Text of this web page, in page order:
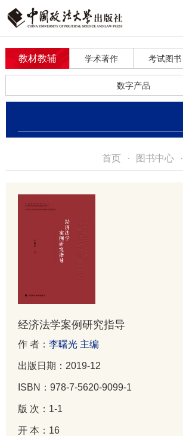
教材教辅 学术著作 考试图书
数字产品
首页 · 图书中心 ·
经济法学案例研究指导
作 者： 李曙光 主编
出版日期：2019-12
ISBN：978-7-5620-9099-1
版 次：1-1
开 本：16